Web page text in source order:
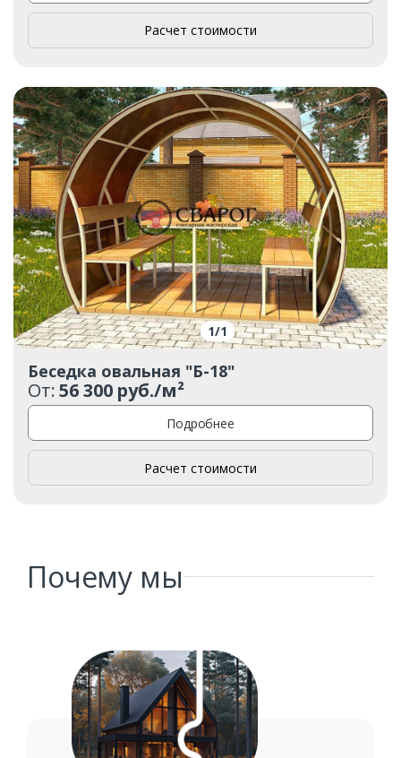
Заказать
Ваше имя*
Расчет стоимости
1/1
Беседка овальная "Б-18"
От:56 300 руб./м²
Подробнее
Расчет стоимости
Почему мы